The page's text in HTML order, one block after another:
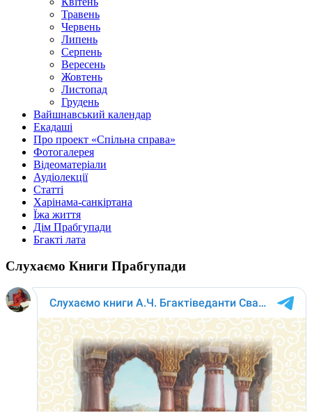
Травень
Червень
Липень
Серпень
Вересень
Жовтень
Листопад
Грудень
Вайшнавський календар
Екадаші
Про проект «Спільна справа»
Фотогалерея
Відеоматеріали
Аудіолекції
Статті
Харінама-санкіртана
Їжа життя
Дім Прабгупади
Бгакті лата
Слухаємо Книги Прабгупади